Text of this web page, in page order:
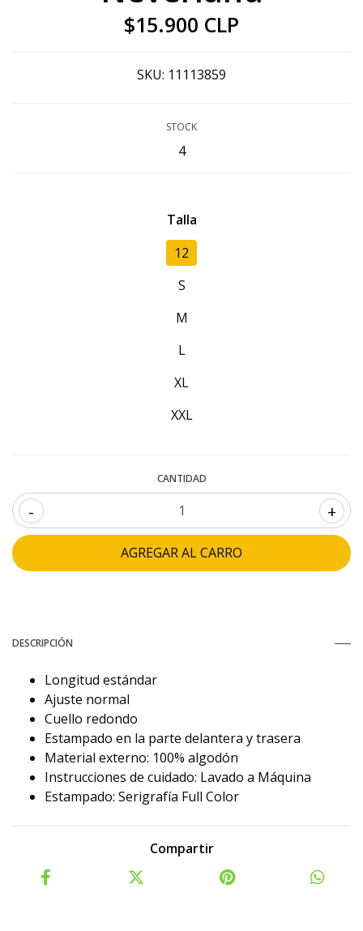
$15.900 CLP
SKU: 11113859
STOCK
4
Talla
12
S
M
L
XL
XXL
CANTIDAD
- +
DESCRIPCIÓN
Longitud estándar
Ajuste normal
Cuello redondo
Estampado en la parte delantera y trasera
Material externo: 100% algodón
Instrucciones de cuidado: Lavado a Máquina
Estampado: Serigrafía Full Color
Compartir